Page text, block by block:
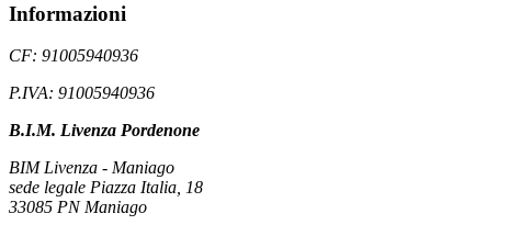
Informazioni
CF: 91005940936
P.IVA: 91005940936
B.I.M. Livenza Pordenone
BIM Livenza - Maniago
sede legale Piazza Italia, 18
33085 PN Maniago